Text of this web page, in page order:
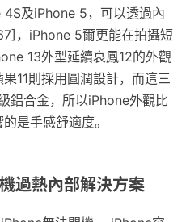
及iPhone 5，可以透過內
，iPhone 5爾更能在拍攝短
13外型延續哀鳳12的外觀
11則採用圓潤設計，而這三
鋁合金，所以iPhone外觀比
是手感舒適度。
過熱內部解決方案